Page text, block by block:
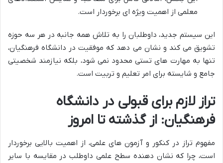
معلمی از اهمیت ویژه ای برخوردار است.
این سیستم جدید، داوطلبان را به تلاش همه جانبه در هر سه حوزه
تشویق می کند و نشان می دهد که موفقیت در دانشگاه فرهنگیان،
تنها به مهارت های تستی محدود نمی شود، بلکه نیازمند شخصیتی
جامع و شایسته برای امر تعلیم و تربیت است.
تراز لازم برای قبولی در دانشگاه
فرهنگیان: از گذشته تا امروز
مفهوم تراز در کنکور و آزمون های علمی، از اهمیت بالایی برخوردار
است، چرا که نشان دهنده سطح علمی داوطلب در مقایسه با سایر